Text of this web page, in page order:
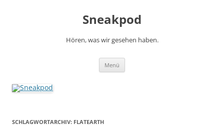
Sneakpod
Hören, was wir gesehen haben.
Menü
SCHLAGWORTARCHIV: FLATEARTH